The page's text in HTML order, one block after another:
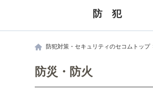
防 犯
防犯対策・セキュリティのセコムトップ
防災・防火